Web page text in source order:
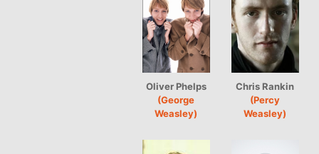
Oliver Phelps
(George
Weasley)
Chris Rankin
(Percy
Weasley)